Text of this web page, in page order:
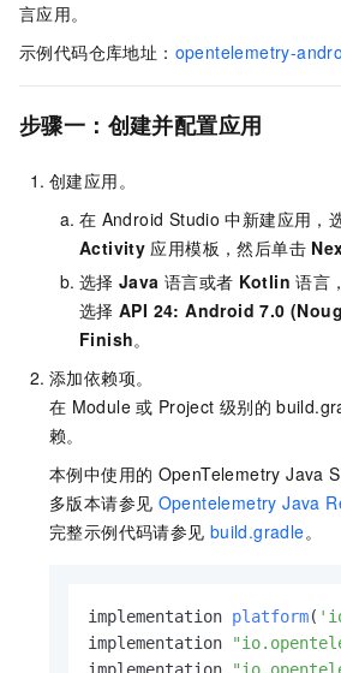
言应用。
示例代码仓库地址： opentelemetry-
步骤一：创建并配置应用
创建应用。
在 Android Studio 中新建应用，
Activity 应用模板，然后单击
选择 Java 语言或者 Kotlin 语言
选择 API 24: Android 7.0
Finish。
添加依赖项。
在 Module 或 Project 级别的
赖。
本例中使用的 OpenTelemetry Java
多版本请参见 Opentelemetry Java
完整示例代码请参见 build.gradle。
implementation platform(
implementation